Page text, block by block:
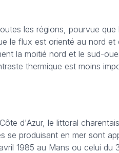
les régions, pourvue que
le flux est orienté au nord et
la moitié nord et le sud-
thermique est moins
d'Azur, le littoral
se produisant en mer sont
1985 au Mans ou celui du